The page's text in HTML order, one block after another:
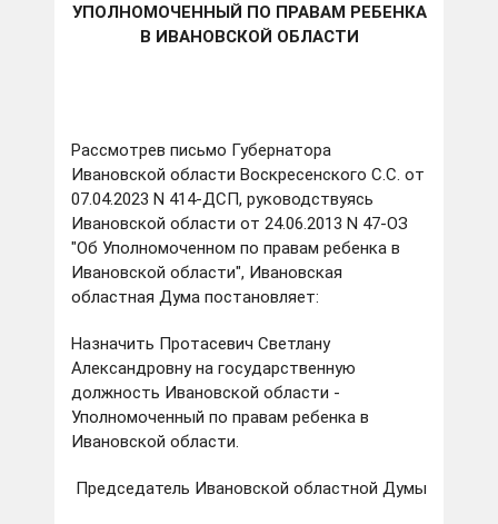
УПОЛНОМОЧЕННЫЙ ПО ПРАВАМ РЕБЕНКА
В ИВАНОВСКОЙ ОБЛАСТИ
Рассмотрев письмо Губернатора
Ивановской области Воскресенского С.С. от
07.04.2023 N 414-ДСП, руководствуясь
Ивановской области от 24.06.2013 N 47-ОЗ
"Об Уполномоченном по правам ребенка в
Ивановской области", Ивановская
областная Дума постановляет:
Назначить Протасевич Светлану
Александровну на государственную
должность Ивановской области -
Уполномоченный по правам ребенка в
Ивановской области.
Председатель Ивановской областной Думы